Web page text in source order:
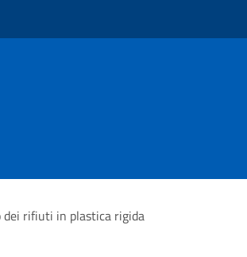
rifiuti in plastica rigida